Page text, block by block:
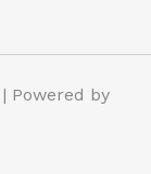
Powered by